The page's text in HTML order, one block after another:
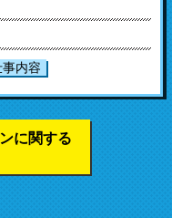
事内容
に関する